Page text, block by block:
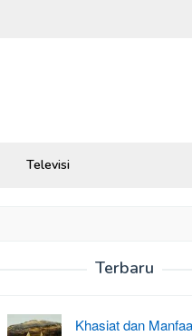
Televisi
Terbaru
Khasiat dan